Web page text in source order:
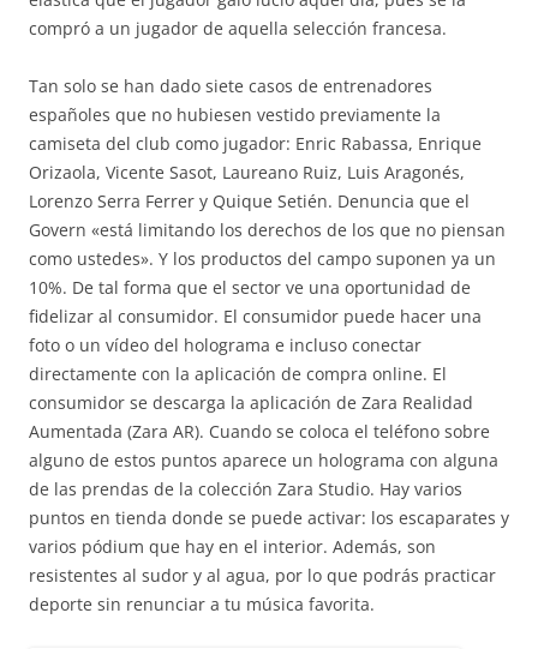
compró a un jugador de aquella selección francesa.
Tan solo se han dado siete casos de entrenadores
españoles que no hubiesen vestido previamente la
camiseta del club como jugador: Enric Rabassa, Enrique
Orizaola, Vicente Sasot, Laureano Ruiz, Luis Aragonés,
Lorenzo Serra Ferrer y Quique Setién. Denuncia que el
Govern «está limitando los derechos de los que no piensan
como ustedes». Y los productos del campo suponen ya un
10%. De tal forma que el sector ve una oportunidad de
fidelizar al consumidor. El consumidor puede hacer una
foto o un vídeo del holograma e incluso conectar
directamente con la aplicación de compra online. El
consumidor se descarga la aplicación de Zara Realidad
Aumentada (Zara AR). Cuando se coloca el teléfono sobre
alguno de estos puntos aparece un holograma con alguna
de las prendas de la colección Zara Studio. Hay varios
puntos en tienda donde se puede activar: los escaparates y
varios pódium que hay en el interior. Además, son
resistentes al sudor y al agua, por lo que podrás practicar
deporte sin renunciar a tu música favorita.